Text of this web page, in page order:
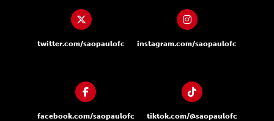
twitter.com/saopaulofc instagram.com/saopaulofc
facebook.com/saopaulofc tiktok.com/@saopaulofc